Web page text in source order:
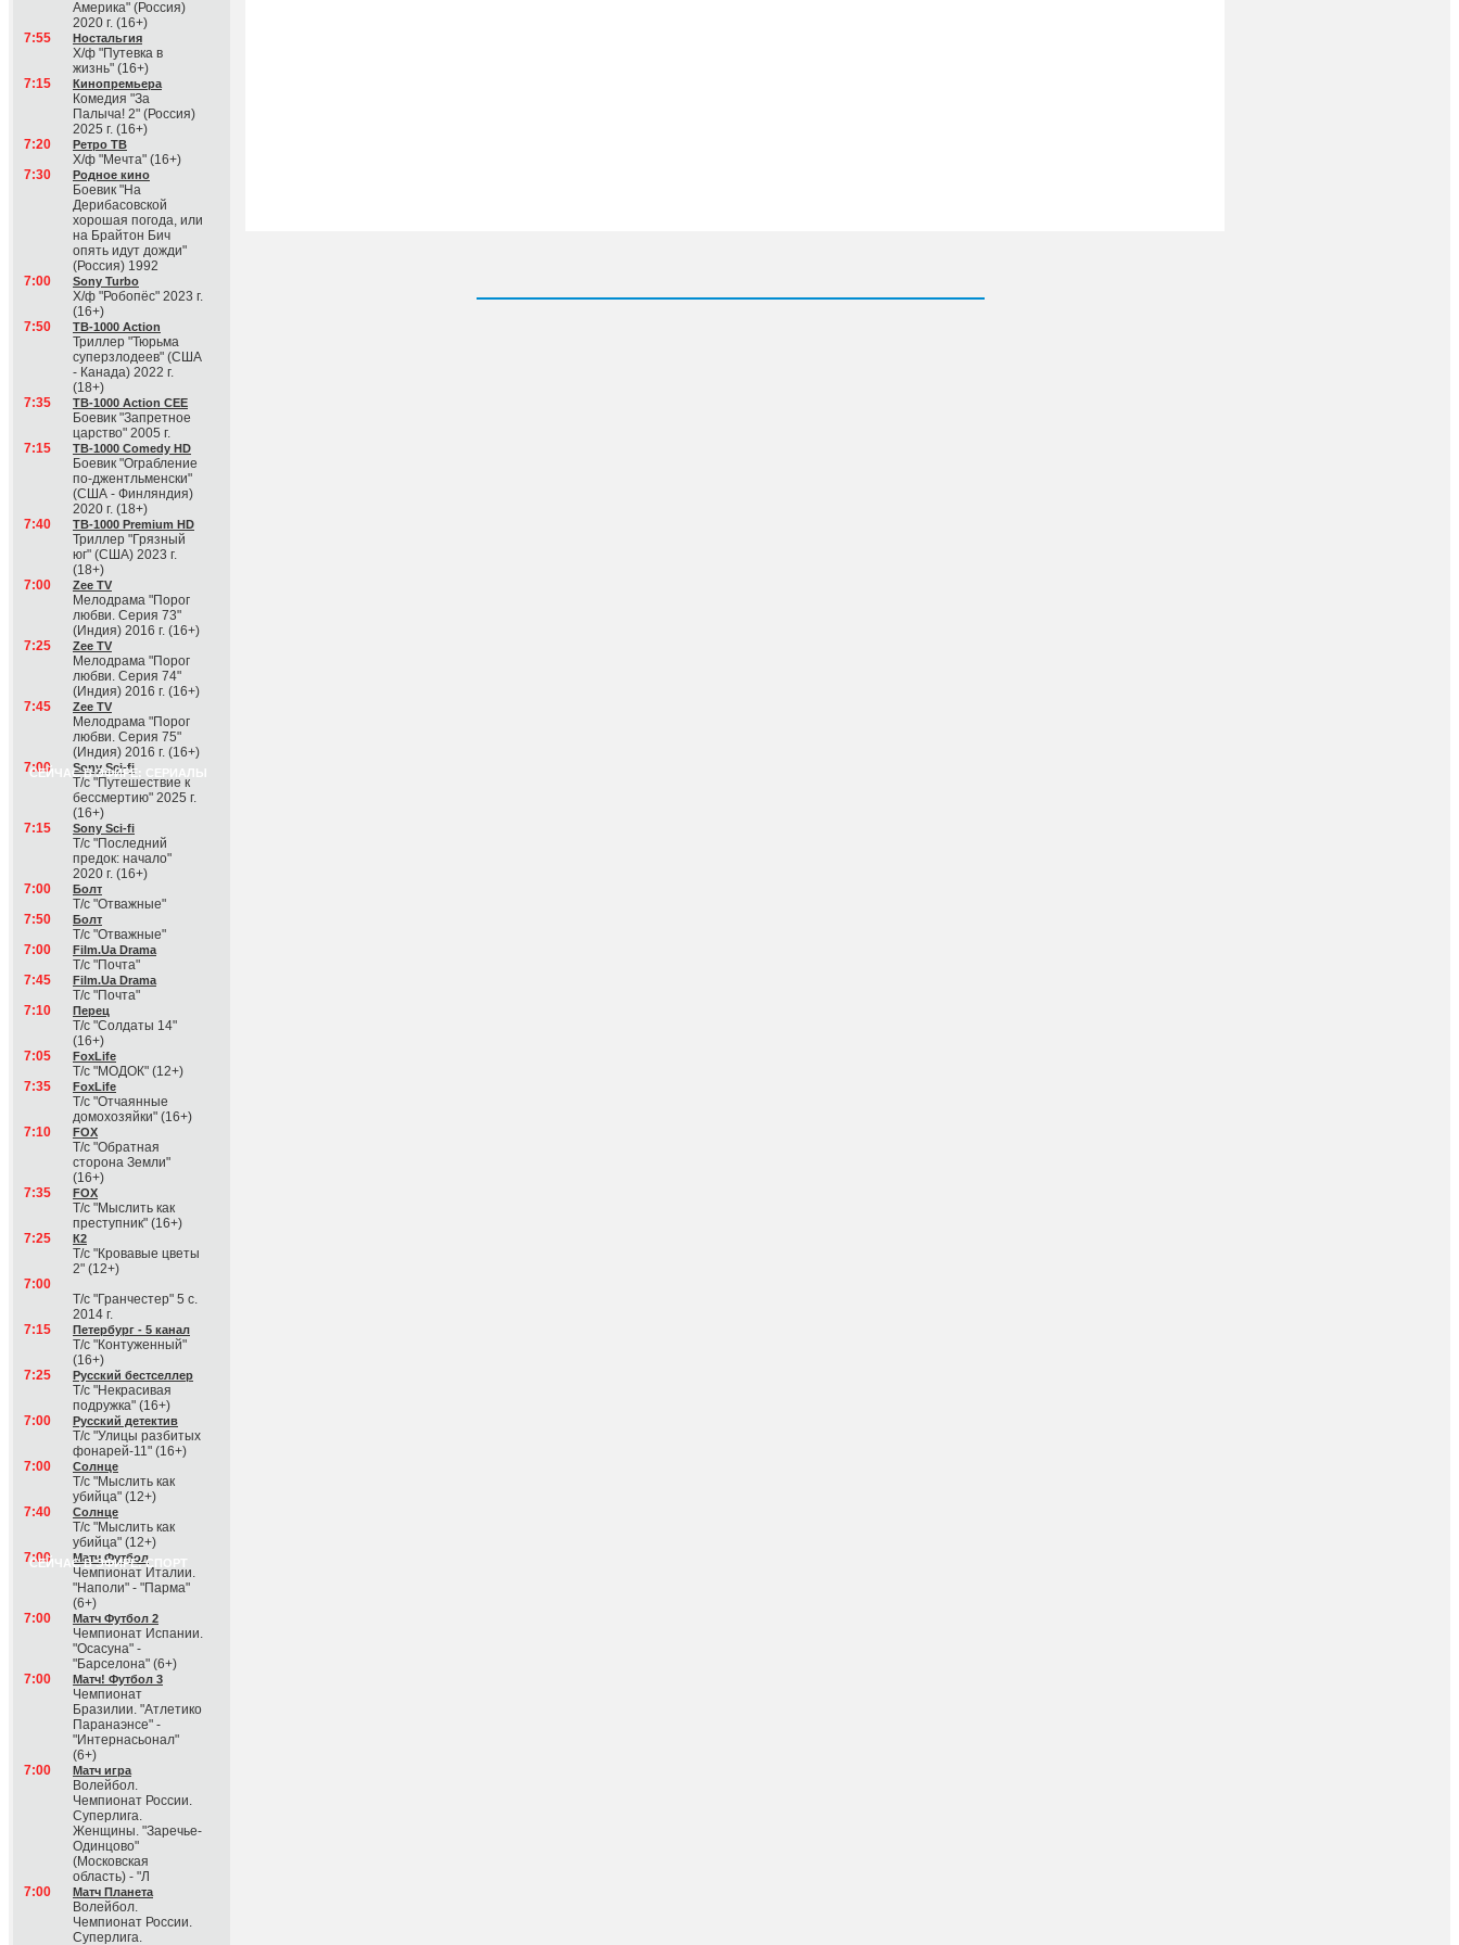
Америка" (Россия)
2020 г. (16+)
7:55
Ностальгия
Х/ф "Путевка в
жизнь" (16+)
7:15
Кинопремьера
Комедия "За
Палыча! 2" (Россия)
2025 г. (16+)
7:20
Ретро ТВ
Х/ф "Мечта" (16+)
7:30
Родное кино
Боевик "На
Дерибасовской
хорошая погода, или
на Брайтон Бич
опять идут дожди"
(Россия) 1992
7:00
Sony Turbo
Х/ф "Робопёс" 2023 г.
(16+)
7:50
ТВ-1000 Action
Триллер "Тюрьма
суперзлодеев" (США
- Канада) 2022 г.
(18+)
7:35
ТВ-1000 Action CEE
Боевик "Запретное
царство" 2005 г.
7:15
ТВ-1000 Comedy HD
Боевик "Ограбление
по-джентльменски"
(США - Финляндия)
2020 г. (18+)
7:40
ТВ-1000 Premium HD
Триллер "Грязный
юг" (США) 2023 г.
(18+)
7:00
Zee TV
Мелодрама "Порог
любви. Серия 73"
(Индия) 2016 г. (16+)
7:25
Zee TV
Мелодрама "Порог
любви. Серия 74"
(Индия) 2016 г. (16+)
7:45
Zee TV
Мелодрама "Порог
любви. Серия 75"
(Индия) 2016 г. (16+)
СЕЙЧАС В ЭФИРЕ: СЕРИАЛЫ
7:00 Sony Sci-fi
Т/с "Путешествие к
бессмертию" 2025 г.
(16+)
7:15
Sony Sci-fi
Т/с "Последний
предок: начало"
2020 г. (16+)
7:00
Болт
Т/с "Отважные"
7:50
Болт
Т/с "Отважные"
7:00
Film.Ua Drama
Т/с "Почта"
7:45
Film.Ua Drama
Т/с "Почта"
7:10
Перец
Т/с "Солдаты 14"
(16+)
7:05
FoxLife
Т/с "МОДОК" (12+)
7:35
FoxLife
Т/с "Отчаянные
домохозяйки" (16+)
7:10
FOX
Т/с "Обратная
сторона Земли"
(16+)
7:35
FOX
Т/с "Мыслить как
преступник" (16+)
7:25
К2
Т/с "Кровавые цветы
2" (12+)
7:00
Т/с "Гранчестер" 5 с.
2014 г.
7:15
Петербург - 5 канал
Т/с "Контуженный"
(16+)
7:25
Русский бестселлер
Т/с "Некрасивая
подружка" (16+)
7:00
Русский детектив
Т/с "Улицы разбитых
фонарей-11" (16+)
7:00
Солнце
Т/с "Мыслить как
убийца" (12+)
7:40
Солнце
Т/с "Мыслить как
убийца" (12+)
СЕЙЧАС В ЭФИРЕ: СПОРТ
7:00 Матч Футбол
Чемпионат Италии.
"Наполи" - "Парма"
(6+)
7:00
Матч Футбол 2
Чемпионат Испании.
"Осасуна" -
"Барселона" (6+)
7:00
Матч! Футбол 3
Чемпионат
Бразилии. "Атлетико
Паранаэнсе" -
"Интернасьонал"
(6+)
7:00
Матч игра
Волейбол.
Чемпионат России.
Суперлига.
Женщины. "Заречье-
Одинцово"
(Московская
область) - "Л
7:00
Матч Планета
Волейбол.
Чемпионат России.
Суперлига.